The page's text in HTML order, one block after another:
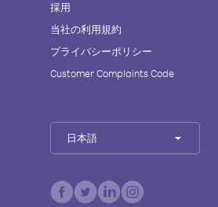
採用
当社の利用規約
プライバシーポリシー
Customer Complaints Code
日本語